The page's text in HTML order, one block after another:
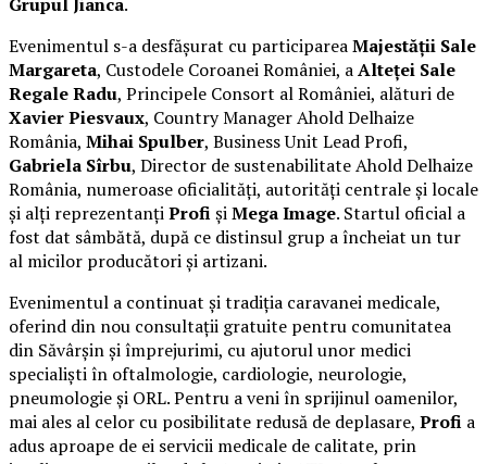
Evenimentul s-a desfășurat cu participareaMajestății Sale
Margareta, Custodele Coroanei României, aAlteței Sale
Regale Radu, Principele Consort al României, alături de
Xavier Piesvaux, Country Manager Ahold Delhaize
România, Mihai Spulber, Business Unit Lead Profi,
Gabriela Sîrbu, Director de sustenabilitate Ahold Delhaize
România, numeroase oficialități, autorități centrale și locale
și alți reprezentanțiProfișiMega Image. Startul oficial a
fost dat sâmbătă, după ce distinsul grup a încheiat un tur
al micilor producători și artizani.
Evenimentul a continuat și tradiția caravanei medicale,
oferind din nou consultații gratuite pentru comunitatea
din Săvârșin și împrejurimi, cu ajutorul unor medici
specialiști în oftalmologie, cardiologie, neurologie,
pneumologie și ORL. Pentru a veni în sprijinul oamenilor,
mai ales al celor cu posibilitate redusă de deplasare, Profi a
adus aproape de ei servicii medicale de calitate, prin